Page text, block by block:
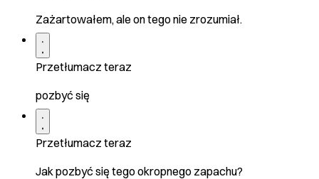
Zażartowałem, ale on tego nie zrozumiał.
Przetłumacz teraz
pozbyć się
Przetłumacz teraz
Jak pozbyć się tego okropnego zapachu?